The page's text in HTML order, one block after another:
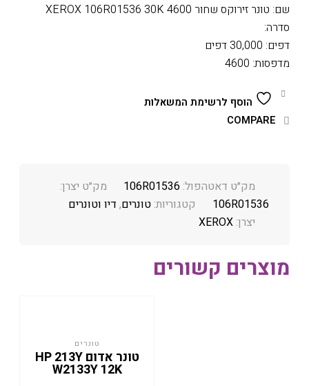
שם: טונר זירוקס שחור 4600 XEROX 106R01536 30K
סדרה:
דפים: 30,000 דפים
מדפסות: 4600
הוסף לרשימת המשאלות
COMPARE
מק״ט דאטהפול:106R01536
מק״ט יצרן:
106R01536
קטגוריות:טונרים, דיו וטונרים
יצרן:XEROX
מוצרים קשורים
טונרים
טונר אדום HP 213Y
W2133Y 12K